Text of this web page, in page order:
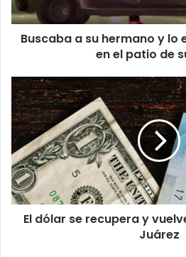
enterr4do
en
su
casa
Buscaba a su hermano y
en el patio de
El
dólar
se
recupera
y
vuelve
a
subir
en
Ciudad
El dólar se recupera y
Juárez